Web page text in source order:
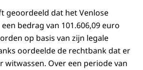
geoordeeld dat het Venlose
bedrag van 101.606,09 euro
op basis van zijn legale
oordeelde de rechtbank dat er
witwassen. Over een periode van